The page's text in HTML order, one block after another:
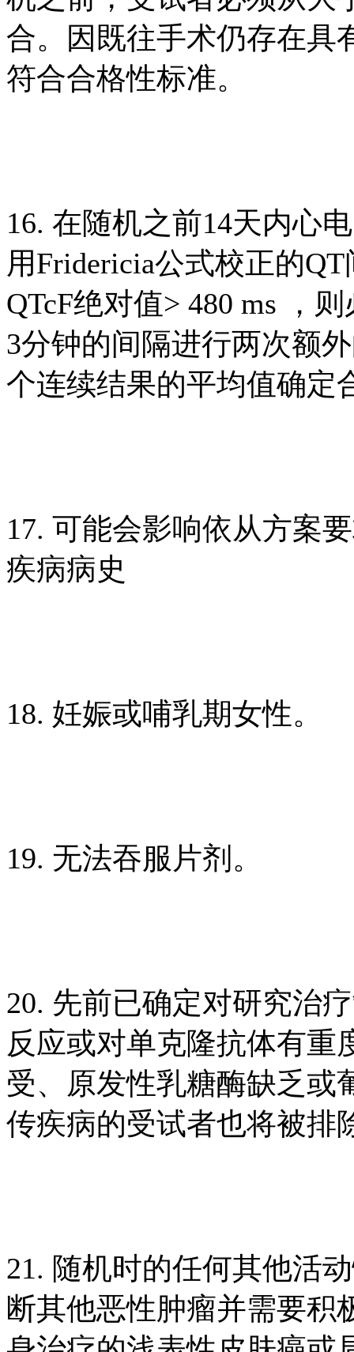
合。因既往手术仍存在具
符合合格性标准。
16. 在随机之前14天内心
用Fridericia公式校正的
QTcF绝对值> 480 ms ，
3分钟的间隔进行两次额
个连续结果的平均值确定
17. 可能会影响依从方案
疾病病史
18. 妊娠或哺乳期女性。
19. 无法吞服片剂。
20. 先前已确定对研究治
反应或对单克隆抗体有重
受、原发性乳糖酶缺乏或
传疾病的受试者也将被排
21. 随机时的任何其他活
断其他恶性肿瘤并需要积